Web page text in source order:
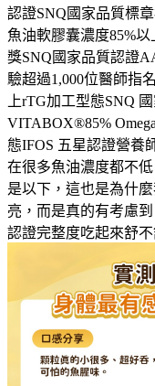
認證SNQ國家品質標
魚油軟膠囊濃度85%
獎SNQ國家品質認證
驗超過1,000位醫師指
上rTG加工型態SNQ
VITABOX®85%
態IFOS 五星認證營養
在很多魚油濃度都不
是以下，這也是為什
亮，而是真的有考慮
認證完整度吃起來舒